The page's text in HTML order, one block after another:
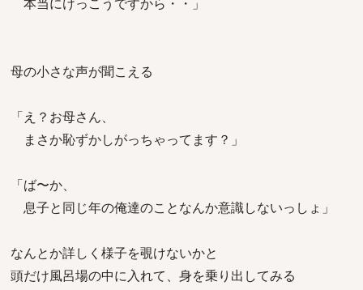
母の小さな声が聞こえる
「え？お母さん、
まさか恥ずかしがっちゃってます？」
「ば〜か、
息子と同じ年の俺達のことなんか意識しないっしょ」
なんとか詳しく様子を覗けないかと
頭だけ風呂場の中に入れて、身を乗り出してみる